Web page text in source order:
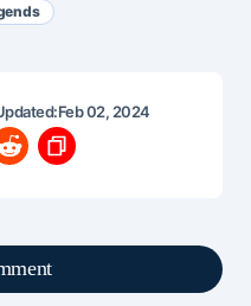
Feb 02, 2024